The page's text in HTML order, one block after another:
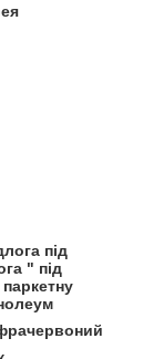
під
" під
паркетну